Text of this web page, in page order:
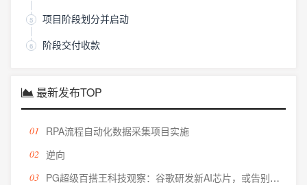
5 项目阶段划分并启动
6 阶段交付收款
最新发布TOP
01 RPA流程自动化数据采集项目实施
02 逆向
03 PG超级百搭王科技观察：谷歌研发新AI芯片，或告别台积电封装